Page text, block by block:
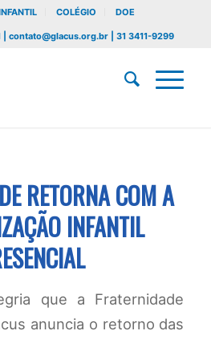
COLÉGIO DOE
| contato@glacus.org.br | 31 3411-9299
RETORNA COM A
INFANTIL
que a Fraternidade
anuncia o retorno das